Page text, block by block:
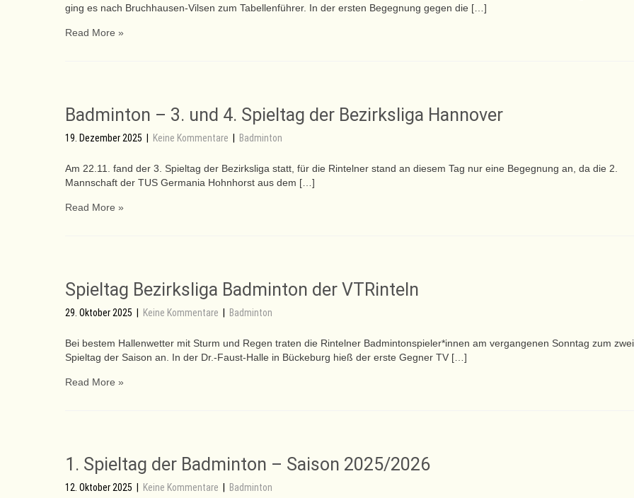
ging es nach Bruchhausen-Vilsen zum Tabellenführer. In der ersten Begegnung gegen die […]
Read More »
Badminton – 3. und 4. Spieltag der Bezirksliga Hannover
19. Dezember 2025 | Keine Kommentare | Badminton
Am 22.11. fand der 3. Spieltag der Bezirksliga statt, für die Rintelner stand an diesem Tag nur eine Begegnung an, da die 2.
Mannschaft der TUS Germania Hohnhorst aus dem […]
Read More »
Spieltag Bezirksliga Badminton der VTRinteln
29. Oktober 2025 | Keine Kommentare | Badminton
Bei bestem Hallenwetter mit Sturm und Regen traten die Rintelner Badmintonspieler*innen am vergangenen Sonntag zum
Spieltag der Saison an. In der Dr.-Faust-Halle in Bückeburg hieß der erste Gegner TV […]
Read More »
1. Spieltag der Badminton – Saison 2025/2026
12. Oktober 2025 | Keine Kommentare | Badminton